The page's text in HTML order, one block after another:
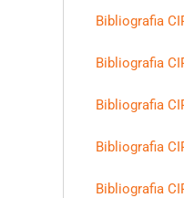
Bibliografia
Bibliografia
Bibliografia
Bibliografia
Bibliografia